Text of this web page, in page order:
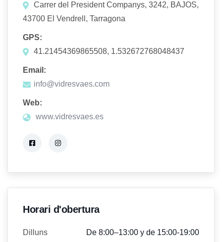
Carrer del President Companys, 3242, BAJOS,
43700 El Vendrell, Tarragona
GPS:
41.21454369865508, 1.532672768048437
Email:
info@vidresvaes.com
Web:
www.vidresvaes.es
Horari d'obertura
Dilluns De 8:00–13:00 y de 15:00-19:00